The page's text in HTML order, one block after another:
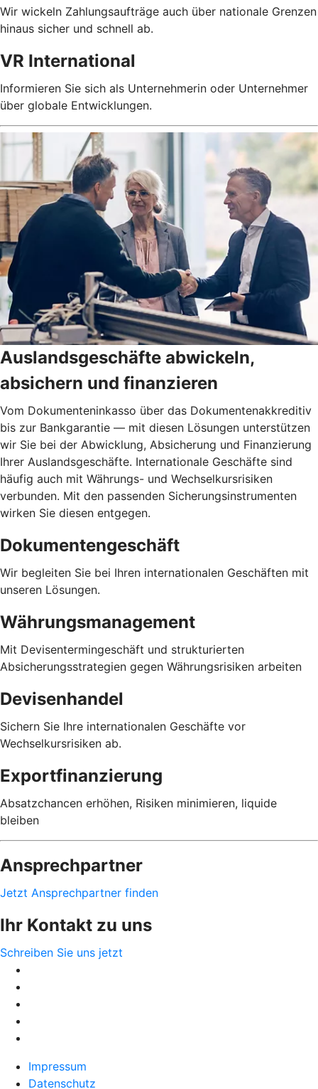
Wir wickeln Zahlungsaufträge auch über nationale Grenzen
hinaus sicher und schnell ab.
VR International
Informieren Sie sich als Unternehmerin oder Unternehmer
über globale Entwicklungen.
Auslandsgeschäfte abwickeln,
absichern und finanzieren
Vom Dokumenteninkasso über das Dokumentenakkreditiv
bis zur Bankgarantie — mit diesen Lösungen unterstützen
wir Sie bei der Abwicklung, Absicherung und Finanzierung
Ihrer Auslandsgeschäfte. Internationale Geschäfte sind
häufig auch mit Währungs- und Wechselkursrisiken
verbunden. Mit den passenden Sicherungsinstrumenten
wirken Sie diesen entgegen.
Dokumentengeschäft
Wir begleiten Sie bei Ihren internationalen Geschäften mit
unseren Lösungen.
Währungsmanagement
Mit Devisentermingeschäft und strukturierten
Absicherungsstrategien gegen Währungsrisiken arbeiten
Devisenhandel
Sichern Sie Ihre internationalen Geschäfte vor
Wechselkursrisiken ab.
Exportfinanzierung
Absatzchancen erhöhen, Risiken minimieren, liquide
bleiben
Ansprechpartner
Jetzt Ansprechpartner finden
Ihr Kontakt zu uns
Schreiben Sie uns jetzt
Impressum
Datenschutz